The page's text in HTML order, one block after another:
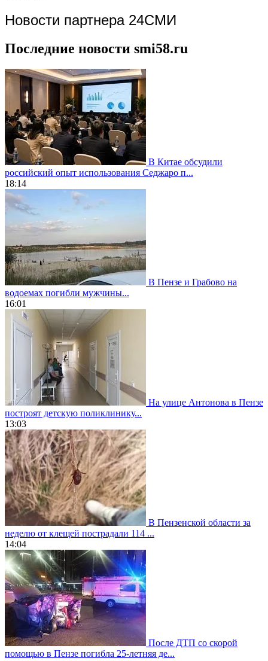
Новости партнера 24СМИ
Последние новости smi58.ru
В Китае обсудили
российский опыт использования Седжаро п...
18:14
В Пензе и Грабово на
водоемах погибли мужчины...
16:01
На улице Антонова в Пензе
построят детскую поликлинику...
13:03
В Пензенской области за
неделю от клещей пострадали 114 ...
14:04
После ДТП со скорой
помощью в Пензе погибла 25-летняя де...